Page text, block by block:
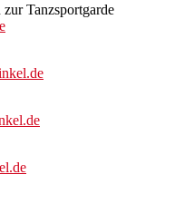
Tanzsportgarde